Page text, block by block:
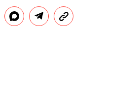
мужского стиля в